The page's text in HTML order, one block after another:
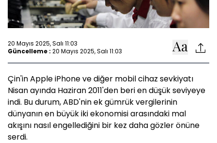
20 Mayıs 2025, Salı 11:03
Güncelleme : 20 Mayıs 2025, Salı 11:03
Çin'in Apple iPhone ve diğer mobil cihaz sevkiyatı
Nisan ayında Haziran 2011'den beri en düşük seviyeye
indi. Bu durum, ABD'nin ek gümrük vergilerinin
dünyanın en büyük iki ekonomisi arasındaki mal
akışını nasıl engellediğini bir kez daha gözler önüne
serdi.